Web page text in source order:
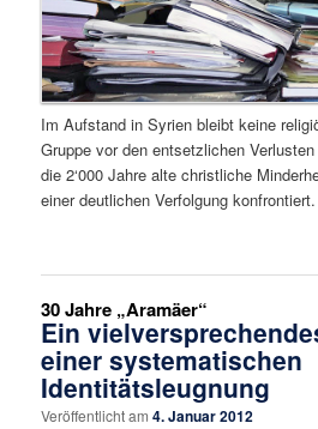
Im Aufstand in Syrien bleibt keine
Gruppe vor den entsetzlichen
die 2‘000 Jahre alte christliche
einer deutlichen Verfolgung
30 Jahre „Aramäer“
Ein
einer systematischen
Identitätsleugnung
Veröffentlicht am4. Januar 2012